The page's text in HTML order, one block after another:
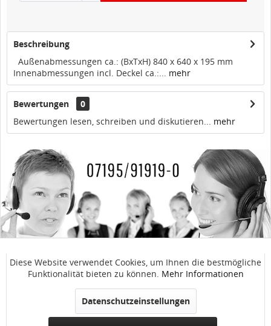
Beschreibung
Außenabmessungen ca.: (BxTxH) 840 x 640 x 195 mm
Innenabmessungen incl. Deckel ca.:... mehr
Bewertungen
0
Bewertungen lesen, schreiben und diskutieren... mehr
SERVICE / ANFRAGEN
WinnTec GmbH
SOCIAL MEDIA
Funktionale Aktiv
Inaktiv
Diese Website verwendet Cookies, um Ihnen die bestmögliche
Funktionalität bieten zu können. Mehr Informationen
Datenschutzeinstellungen